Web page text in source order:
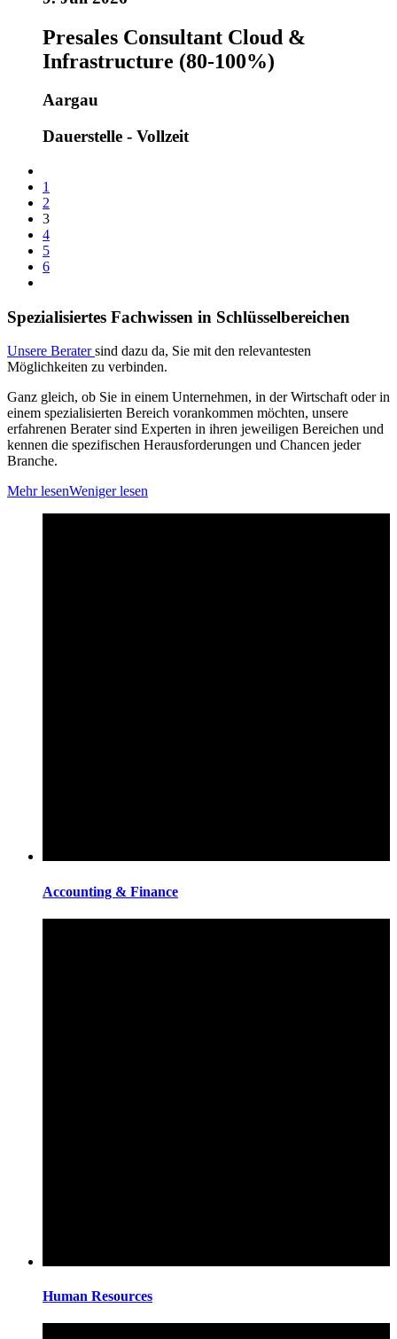
Presales Consultant Cloud &
Infrastructure (80-100%)
Aargau
Dauerstelle - Vollzeit
1
2
3
4
5
6
Spezialisiertes Fachwissen in Schlüsselbereichen
Unsere Beratersind dazu da, Sie mit den relevantesten
Möglichkeiten zu verbinden.
Ganz gleich, ob Sie in einem Unternehmen, in der Wirtschaft oder in
einem spezialisierten Bereich vorankommen möchten, unsere
erfahrenen Berater sind Experten in ihren jeweiligen Bereichen und
kennen die spezifischen Herausforderungen und Chancen jeder
Branche.
Mehr lesenWeniger lesen
Accounting & Finance
Human Resources